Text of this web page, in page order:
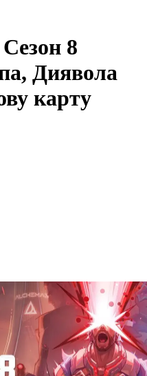
8
Диявола
карту